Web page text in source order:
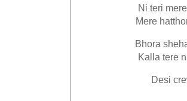
Ni teri
Mere
Bhora
Kalla tere
Desi